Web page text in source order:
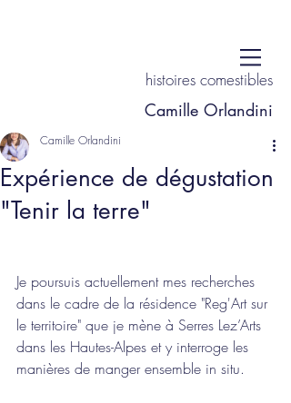
histoires comestibles
Camille Orlandini
Expérience de dégustation
"Tenir la terre"
Camille Orlandini
Je poursuis actuellement mes recherches
dans le cadre de la résidence "Reg'Art sur
le territoire" que je mène à Serres Lez’Arts
dans les Hautes-Alpes et y interroge les
manières de manger ensemble in situ.